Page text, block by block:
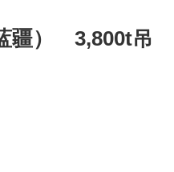
疆） 3,800t吊